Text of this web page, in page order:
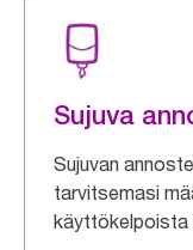
Sujuva
Sujuvan
tarvitsemasi
käyttökelpoista